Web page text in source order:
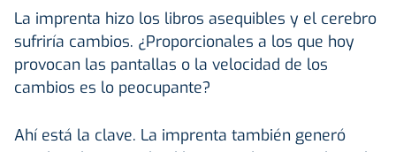
La imprenta hizo los libros asequibles y el cerebro
sufriría cambios. ¿Proporcionales a los que hoy
provocan las pantallas o la velocidad de los
cambios es lo peocupante?
Ahí está la clave. La imprenta también generó